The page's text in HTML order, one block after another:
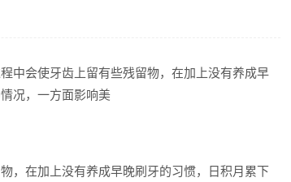
中会使牙齿上留有些残留物，在加上没有养成早
况，一方面影响美
，在加上没有养成早晚刷牙的习惯，日积月累下